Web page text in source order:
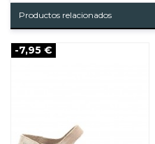
Productos relacionados
-7,95 €